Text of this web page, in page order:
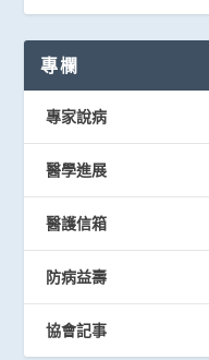
專欄
專家說病
醫學進展
醫護信箱
防病益壽
協會記事